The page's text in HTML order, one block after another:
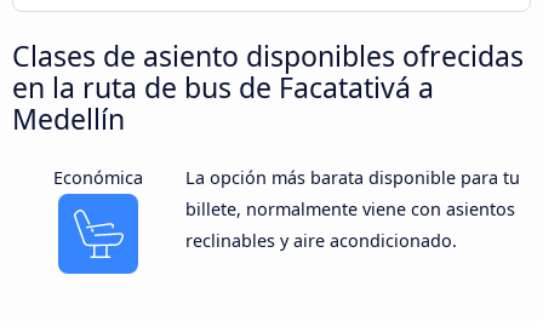
Clases de asiento disponibles ofrecidas
en la ruta de bus de Facatativá a
Medellín
Económica
La opción más barata disponible para tu
billete, normalmente viene con asientos
reclinables y aire acondicionado.